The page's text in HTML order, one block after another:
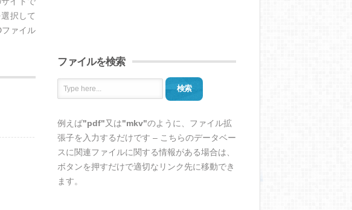
択して
ァイル
ファイルを検索
検索
例えば"pdf"又は"mkv"のように、ファイル拡
張子を入力するだけです – こちらのデータベー
スに関連ファイルに関する情報がある場合は、
ボタンを押すだけで適切なリンク先に移動でき
ます。